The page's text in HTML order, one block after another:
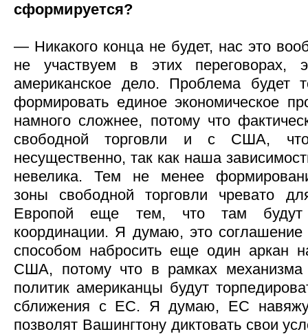
сформируется?
— Никакого конца не будет, нас это
не участвуем в этих переговорах,
американское дело. Проблема будет
формировать единое экономическое
намного сложнее, потому что
свободной торговли и с США,
несущественно, так как наша
невелика. Тем не менее
зоны свободной торговли чревато
Европой еще тем, что там будут
координации. Я думаю, это соглашение
способом набросить еще один
США, потому что в рамках механизма
политик американцы будут
сближения с ЕС. Я думаю, ЕС
позволят Вашингтону диктовать свои